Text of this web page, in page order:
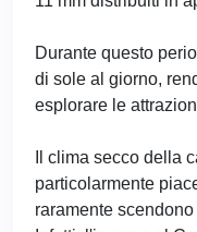
Durante questo
di sole al giorno,
esplorare le
Il clima secco della
particolarmente
raramente